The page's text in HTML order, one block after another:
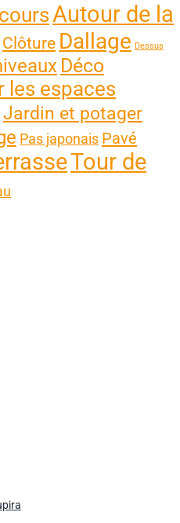
Autour de la
Clôture Dallage Dessus
Déco
les espaces
Jardin et potager
Pas japonais Pavé
Tour de